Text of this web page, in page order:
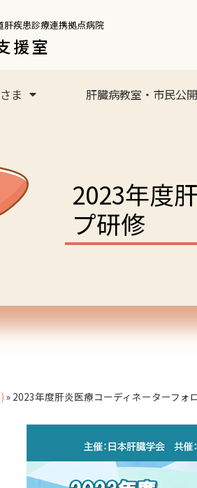
肝疾患診療連携拠点病院
援室
ま 肝臓病教室・市民公
2023年度
プ研修
» 2023年度肝炎医療コーディネーターフォ